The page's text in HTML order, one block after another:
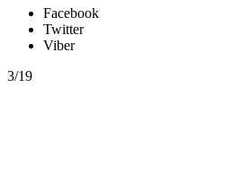
Facebook
Twitter
Viber
3/19